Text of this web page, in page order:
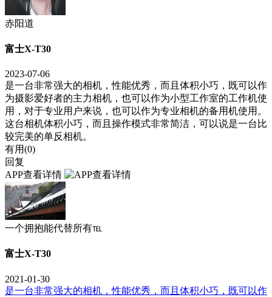
赤阳道
富士X-T30
2023-07-06
是一台非常强大的相机，性能优秀，而且体积小巧，既可以作
为摄影爱好者的主力相机，也可以作为小型工作室的工作机使
用，对于专业用户来说，也可以作为专业相机的备用机使用。
这台相机体积小巧，而且操作模式非常简洁，可以说是一台比
较完美的单反相机。
有用(0)
回复
APP查看详情
一个拥抱能代替所有℡
富士X-T30
2021-01-30
是一台非常强大的相机，性能优秀，而且体积小巧，既可以作